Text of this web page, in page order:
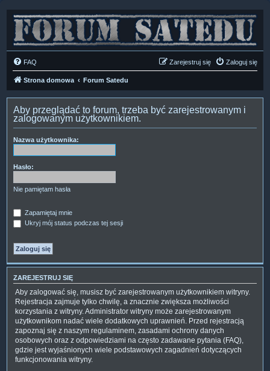
FAQ Zaloguj się
Zarejestruj się
Strona domowa Forum Satedu
Aby przeglądać to forum, trzeba być zarejestrowanym i
zalogowanym użytkownikiem.
Nazwa użytkownika:
Hasło:
Nie pamiętam hasła
Zapamiętaj mnie
Ukryj mój status podczas tej sesji
ZAREJESTRUJ SIĘ
Aby zalogować się, musisz być zarejestrowanym użytkownikiem witryny.
Rejestracja zajmuje tylko chwilę, a znacznie zwiększa możliwości
korzystania z witryny. Administrator witryny może zarejestrowanym
użytkownikom nadać wiele dodatkowych uprawnień. Przed rejestracją
zapoznaj się z naszym regulaminem, zasadami ochrony danych
osobowych oraz z odpowiedziami na często zadawane pytania (FAQ),
gdzie jest wyjaśnionych wiele podstawowych zagadnień dotyczących
funkcjonowania witryny.